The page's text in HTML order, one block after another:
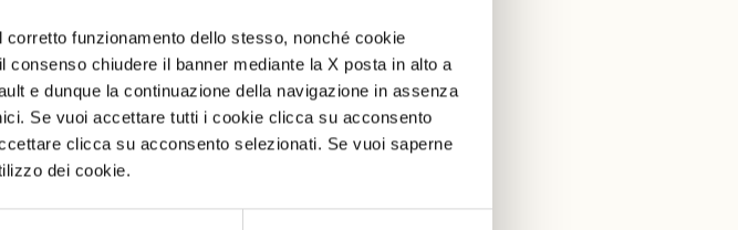
funzionamento dello stesso, nonché cookie
chiudere il banner mediante la X posta in alto a
e dunque la continuazione della navigazione in assenza
Se vuoi accettare tutti i cookie clicca su acconsento
clicca su acconsento selezionati. Se vuoi saperne
dei cookie.